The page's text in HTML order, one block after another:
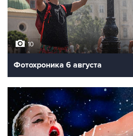
10
Фотохроника 6 августа